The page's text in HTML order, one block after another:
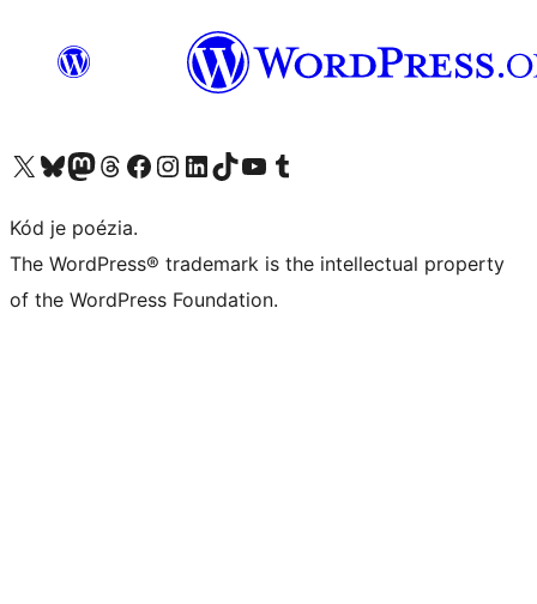
Navštívte náš účet na X (predtým Twitter)
Navštívte náš účet na platforme Bluesky
Navštívte náš účet na Mastodone
Navštívte náš účet na platforme Threads
Navštívte našu stránku na Facebooku
Navštívte náš účet Instagram
Navštívte náš účet LinkedIn
Navštívte náš účet na platforme TikTok
Navštívte náš kanál YouTube
Navštívte náš účet na platforme Tumblr
Kód je poézia.
The WordPress® trademark is the intellectual property
of the WordPress Foundation.